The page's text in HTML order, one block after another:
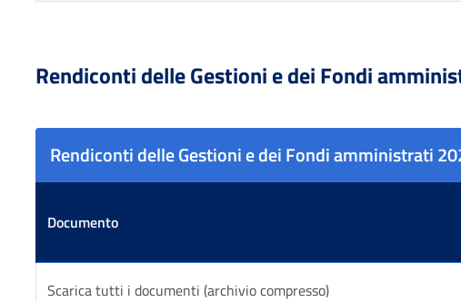
Rendiconti delle Gestioni e dei Fondi
Rendiconti delle Gestioni e dei Fondi amministrati
Documento
Scarica tutti i documenti (archivio compresso)